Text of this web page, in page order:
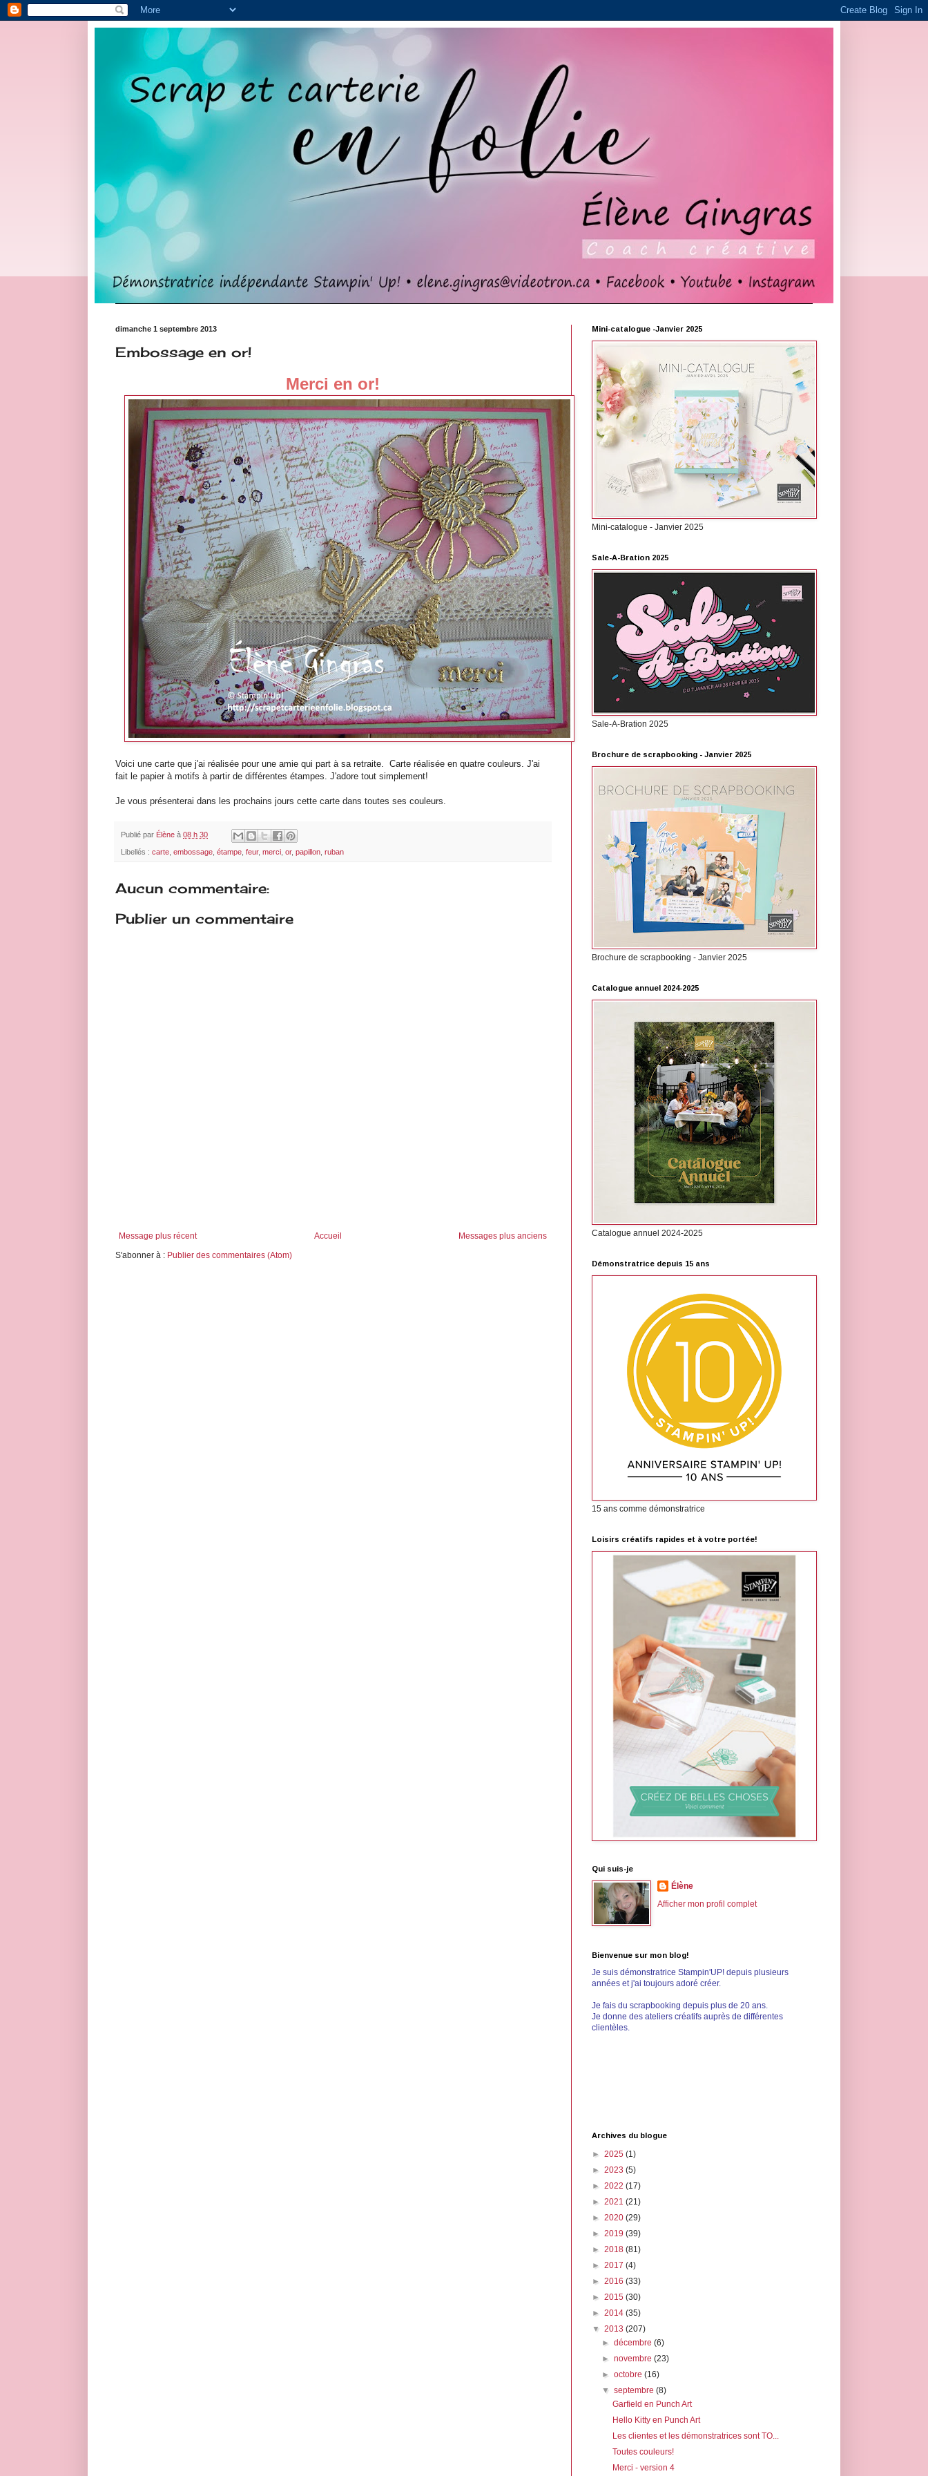
dimanche 1 septembre 2013
Embossage en or!
Merci en or!
Voici une carte que j'ai réalisée pour une amie qui part à sa retraite. Carte réalisée en quatre couleurs. J'ai
fait le papier à motifs à partir de différentes étampes. J'adore tout simplement!
Je vous présenterai dans les prochains jours cette carte dans toutes ses couleurs.
Publié par Élène à 08 h 30
Libellés : carte embossage étampe feur, merci or, papillon ruban
Aucun commentaire:
Publier un commentaire
Message plus récent Messages plus anciens
Accueil
S'abonner à : Publier des commentaires (Atom)
Mini-catalogue -Janvier 2025
Mini-catalogue - Janvier 2025
Sale-A-Bration 2025
Sale-A-Bration 2025
Brochure de scrapbooking - Janvier 2025
Brochure de scrapbooking - Janvier 2025
Catalogue annuel 2024-2025
Catalogue annuel 2024-2025
Démonstratrice depuis 15 ans
15 ans comme démonstratrice
Loisirs créatifs rapides et à votre portée!
Qui suis-je
Élène
Afficher mon profil complet
Bienvenue sur mon blog!
Je suis démonstratrice Stampin'UP! depuis plusieurs
années et j'ai toujours adoré créer.
Je fais du scrapbooking depuis plus de 20 ans.
Je donne des ateliers créatifs auprès de différentes
clientèles.
Archives du blogue
► 2025 (1)
► 2023 (5)
► 2022 (17)
► 2021 (21)
► 2020 (29)
► 2019 (39)
► 2018 (81)
► 2017 (4)
► 2016 (33)
► 2015 (30)
► 2014 (35)
▼ 2013 (207)
►décembre(6)
►novembre(23)
►octobre(16)
▼septembre(8)
Garfield en Punch Art
Hello Kitty en Punch Art
Les clientes et les démonstratrices sont TO...
Toutes couleurs!
Merci - version 4